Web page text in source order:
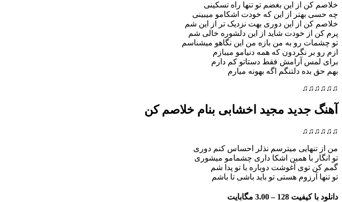
خلاصم کن از این بغضم تو تنها راه تسکینی
چه حسی بهتر از این که خودت اشکامو میبینی
خلاصم کن از این دوری بهت نزدیک تر از این شم
پرم کن از خودت شاید از این دلشوره خالی شم
تو چشمات رو به من بازه من این نگاهو میشناسم
ازم رو بر نگردون که همه دنیامو میبازم
برای لمس آرامش فقط دستاتو کم دارم
بهم حق بده دلتنگم اگه بهونه میارم
♫♫♫♫♫♫
آهنگ جدید مجید اخشابی بنام خلاصم کن
♫♫♫♫♫♫
من از تنهایی میترسم نذلر احساس کنم دوری
تو انگار با همین اشکا داری چشمامو میشوری
گمم کن توی آغوشت دوباره با تو پدا شم
تو تنها آرزوم هستی تو باید باشی تا باشم
دانلود با کیفیت 128 – 3.00 مگابایت